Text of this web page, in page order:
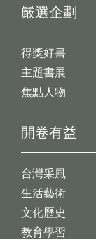
開卷有益
台灣采風
生活藝術
文化歷史
教育學習
嚴選企劃
得獎好書
主題書展
焦點人物